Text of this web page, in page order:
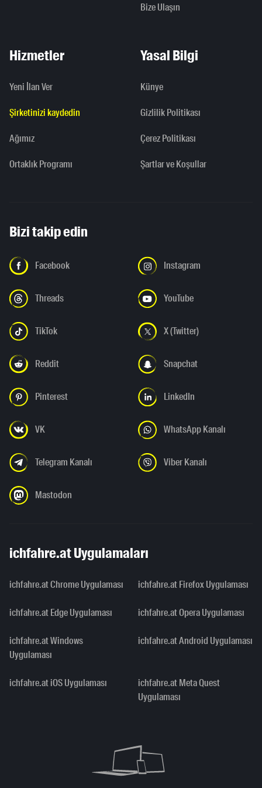
Bize Ulaşın
Hizmetler
Yeni İlan Ver
Şirketinizi kaydedin
Ağımız
Ortaklık Programı
Yasal Bilgi
Künye
Gizlilik Politikası
Çerez Politikası
Şartlar ve Koşullar
Bizi takip edin
Facebook Instagram
Threads YouTube
TikTok X (Twitter)
Reddit Snapchat
Pinterest LinkedIn
VK WhatsApp Kanalı
Telegram Kanalı Viber Kanalı
Mastodon
ichfahre.at Uygulamaları
ichfahre.at Chrome Uygulaması ichfahre.at Firefox Uygulaması
ichfahre.at Edge Uygulaması ichfahre.at Opera Uygulaması
ichfahre.at Windows
Uygulaması
ichfahre.at Android Uygulaması
ichfahre.at iOS Uygulaması
ichfahre.at Meta Quest
Uygulaması